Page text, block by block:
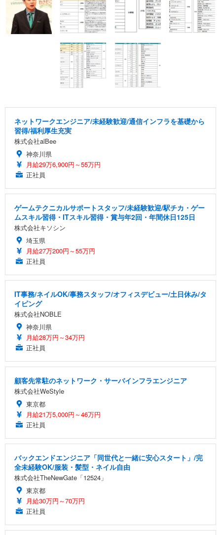
ネットワークエンジニア/未経験歓迎/通信インフラを基礎から
習得/福利厚生充実
株式会社alBee
神奈川県
月給29万6,900円～55万円
正社員
ゲームテクニカルサポートスタッフ/未経験歓迎/駅チカ・ゲー
ムスキル習得・ITスキル習得・賞与年2回・年間休日125日
株式会社キソシン
埼玉県
月給27万200円～55万円
正社員
IT事務/ネイルOK/事務スタッフ/オフィスデビュー/土日休み/タ
イピング
株式会社NOBLE
神奈川県
月給28万円～34万円
正社員
顧客先常駐のネットワーク・サーバインフラエンジニア
株式会社WeStyle
東京都
月給21万5,000円～46万円
正社員
バックエンドエンジニア「同世代と一緒に安心スタート」/完
全未経験OK/服装・髪型・ネイル自由
株式会社TheNewGate「12524」
東京都
月給30万円～70万円
正社員